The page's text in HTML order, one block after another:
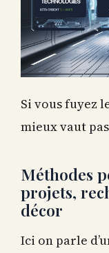
Si vous fuyez
mieux vaut
Méthodes
projets,
décor
Ici on parle